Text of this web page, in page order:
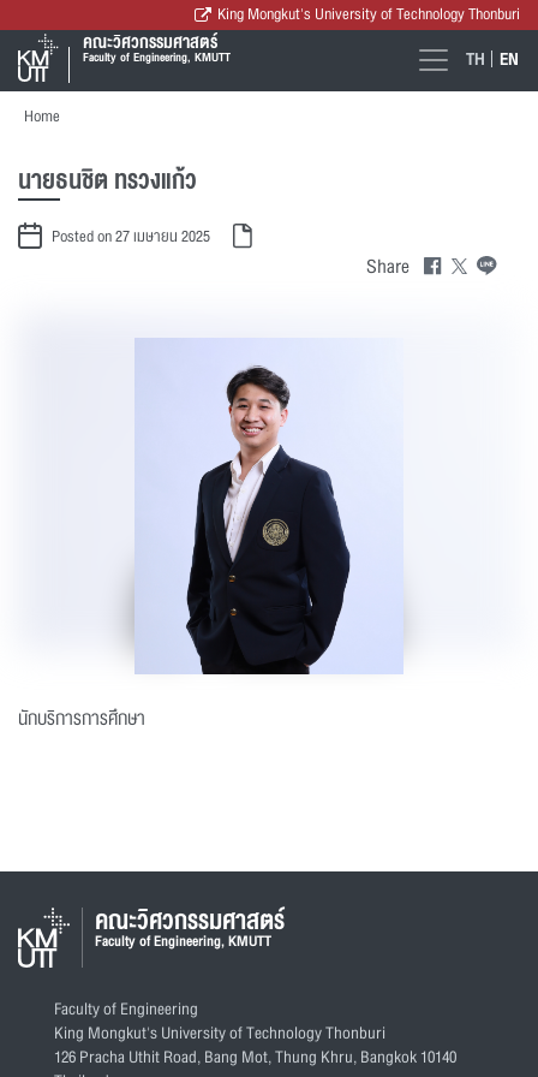
King Mongkut's University of Technology Thonburi
คณะวิศวกรรมศาสตร์
Faculty of Engineering, KMUTT TH EN
Home
นายธนชิต ทรวงแก้ว
Posted on 27 เมษายน 2025
Share
นักบริการการศึกษา
คณะวิศวกรรมศาสตร์
Faculty of Engineering, KMUTT
Faculty of Engineering
King Mongkut's University of Technology Thonburi
126 Pracha Uthit Road, Bang Mot, Thung Khru, Bangkok 10140